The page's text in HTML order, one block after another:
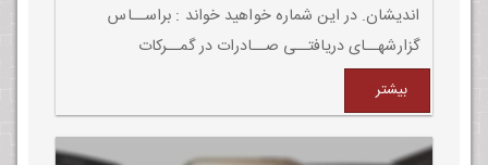
اندیشان. در این شماره خواهید خواند : براســاس
گزارشهــای دریافتــی صــادرات در گمــرکات
هزمــزگان،گمــرکات مازنــدران و گیــان نســبت بــه
مــدت مشــابه ســال قبــل بــا افزایش همراه بوده .
بیشتر